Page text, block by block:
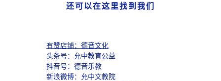
还可以在这里找到我们
有赞店铺：德音文化
头条号：允中教育公益
抖音号：德音乐教
新浪微博：允中文教院